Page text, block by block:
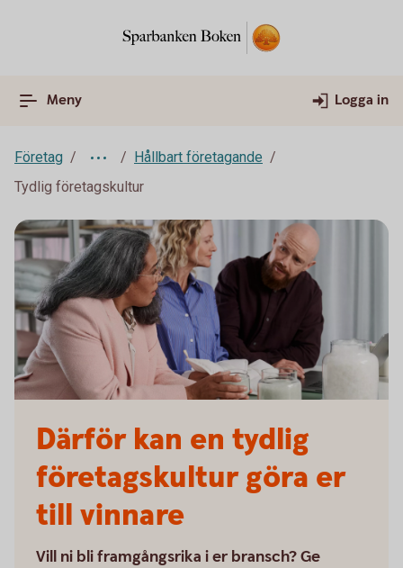
Meny Logga in
Företag
Hållbart företagande
Tydlig företagskultur
Därför kan en tydlig
företagskultur göra er
till vinnare
Vill ni bli framgångsrika i er bransch? Ge